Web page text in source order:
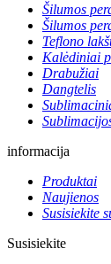
Šilumos
Šilumos
Teflono
Kalėdiniai
Drabužiai
Dangtelis
informacija
Produktai
Naujienos
Susisiekite
Susisiekite